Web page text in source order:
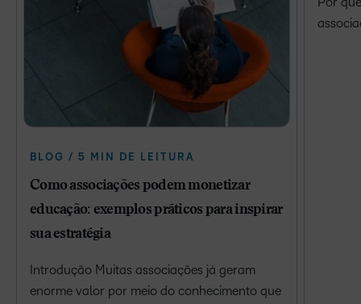
BLOG / 5 MIN DE LEITURA
Como associações podem monetizar
educação: exemplos práticos para inspirar
sua estratégia
Introdução Muitas associações já geram
enorme valor por meio do conhecimento que